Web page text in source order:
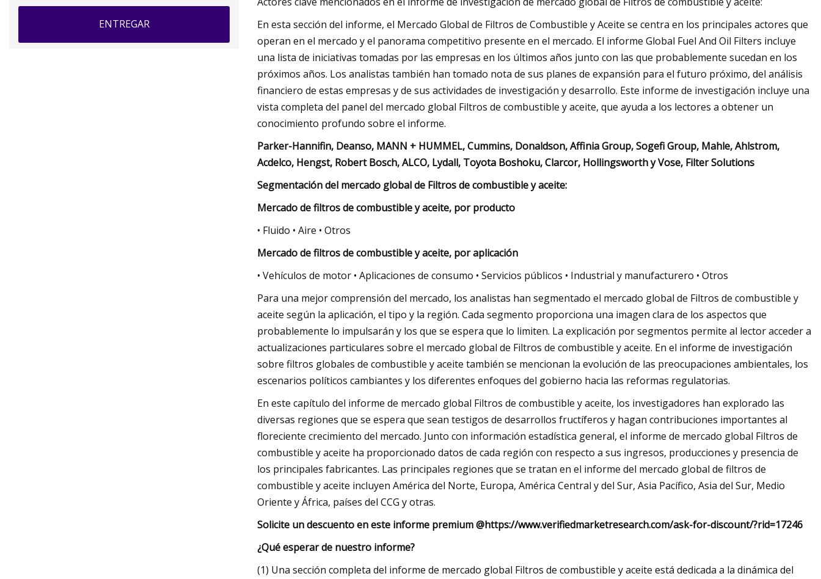
ENTREGAR
En esta sección del informe, el Mercado Global de Filtros de Combustible y Aceite se centra en los principales actores que
operan en el mercado y el panorama competitivo presente en el mercado. El informe Global Fuel And Oil Filters incluye
una lista de iniciativas tomadas por las empresas en los últimos años junto con las que probablemente sucedan en los
próximos años. Los analistas también han tomado nota de sus planes de expansión para el futuro próximo, del análisis
financiero de estas empresas y de sus actividades de investigación y desarrollo. Este informe de investigación incluye una
vista completa del panel del mercado global Filtros de combustible y aceite, que ayuda a los lectores a obtener un
conocimiento profundo sobre el informe.
Parker-Hannifin, Deanso, MANN + HUMMEL, Cummins, Donaldson, Affinia Group, Sogefi Group, Mahle, Ahlstrom,
Acdelco, Hengst, Robert Bosch, ALCO, Lydall, Toyota Boshoku, Clarcor, Hollingsworth y Vose, Filter Solutions
Segmentación del mercado global de Filtros de combustible y aceite:
Mercado de filtros de combustible y aceite, por producto
• Fluido • Aire • Otros
Mercado de filtros de combustible y aceite, por aplicación
• Vehículos de motor • Aplicaciones de consumo • Servicios públicos • Industrial y manufacturero • Otros
Para una mejor comprensión del mercado, los analistas han segmentado el mercado global de Filtros de combustible y
aceite según la aplicación, el tipo y la región. Cada segmento proporciona una imagen clara de los aspectos que
probablemente lo impulsarán y los que se espera que lo limiten. La explicación por segmentos permite al lector acceder a
actualizaciones particulares sobre el mercado global de Filtros de combustible y aceite. En el informe de investigación
sobre filtros globales de combustible y aceite también se mencionan la evolución de las preocupaciones ambientales, los
escenarios políticos cambiantes y los diferentes enfoques del gobierno hacia las reformas regulatorias.
En este capítulo del informe de mercado global Filtros de combustible y aceite, los investigadores han explorado las
diversas regiones que se espera que sean testigos de desarrollos fructíferos y hagan contribuciones importantes al
floreciente crecimiento del mercado. Junto con información estadística general, el informe de mercado global Filtros de
combustible y aceite ha proporcionado datos de cada región con respecto a sus ingresos, producciones y presencia de
los principales fabricantes. Las principales regiones que se tratan en el informe del mercado global de filtros de
combustible y aceite incluyen América del Norte, Europa, América Central y del Sur, Asia Pacífico, Asia del Sur, Medio
Oriente y África, países del CCG y otras.
Solicite un descuento en este informe premium @https://www.verifiedmarketresearch.com/ask-for-discount/?rid=17246
¿Qué esperar de nuestro informe?
(1) Una sección completa del informe de mercado global Filtros de combustible y aceite está dedicada a la dinámica del